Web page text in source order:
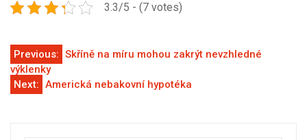
3.3/5 - (7 votes)
Navigace
pro
Previous: Skříně na míru mohou zakrýt nevzhledné
výklenky
Next: Americká nebakovní hypotéka